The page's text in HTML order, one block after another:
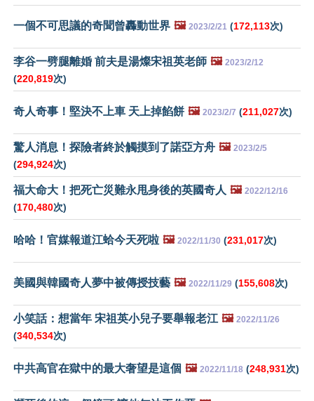
一個不可思議的奇聞曾轟動世界 🖼️ 2023/2/21 (172,113次)
李谷一劈腿離婚 前夫是湯燦宋祖英老師 🖼️ 2023/2/12
(220,819次)
奇人奇事！堅決不上車 天上掉餡餅 🖼️ 2023/2/7 (211,027次)
驚人消息！探險者終於觸摸到了諾亞方舟 🖼️ 2023/2/5
(294,924次)
福大命大！把死亡災難永甩身後的英國奇人 🖼️ 2022/12/16
(170,480次)
哈哈！官媒報道江蛤今天死啦 🖼️ 2022/11/30 (231,017次)
美國與韓國奇人夢中被傳授技藝 🖼️ 2022/11/29 (155,608次)
小笑話：想當年 宋祖英小兒子要舉報老江 🖼️ 2022/11/26
(340,534次)
中共高官在獄中的最大奢望是這個 🖼️ 2022/11/18 (248,931次)